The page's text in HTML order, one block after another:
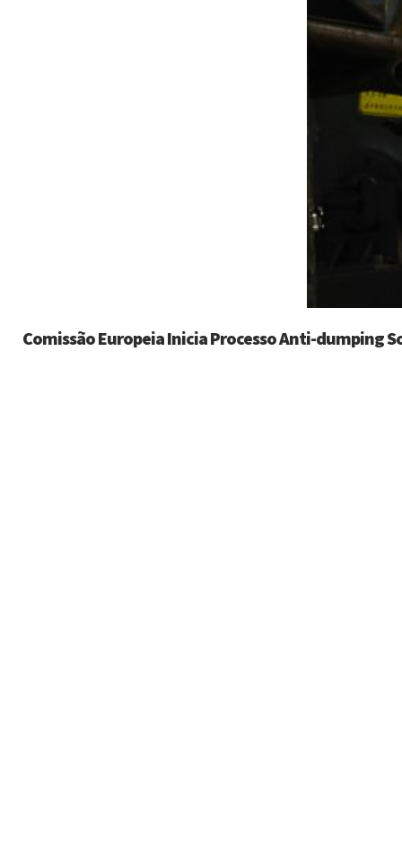
Comissão Europeia Inicia Processo Anti-dumping